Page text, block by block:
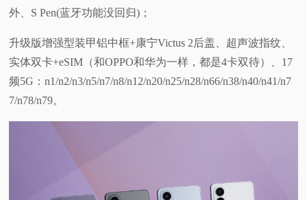
外、S Pen(蓝牙功能没回归)；
升级版增强型装甲铝中框+康宁Victus 2后盖、超声波指纹、
实体双卡+eSIM（和OPPO和华为一样，都是4卡双待）、17
频5G：n1/n2/n3/n5/n7/n8/n12/n20/n25/n28/n66/n38/n40/n41/n7
7/n78/n79。